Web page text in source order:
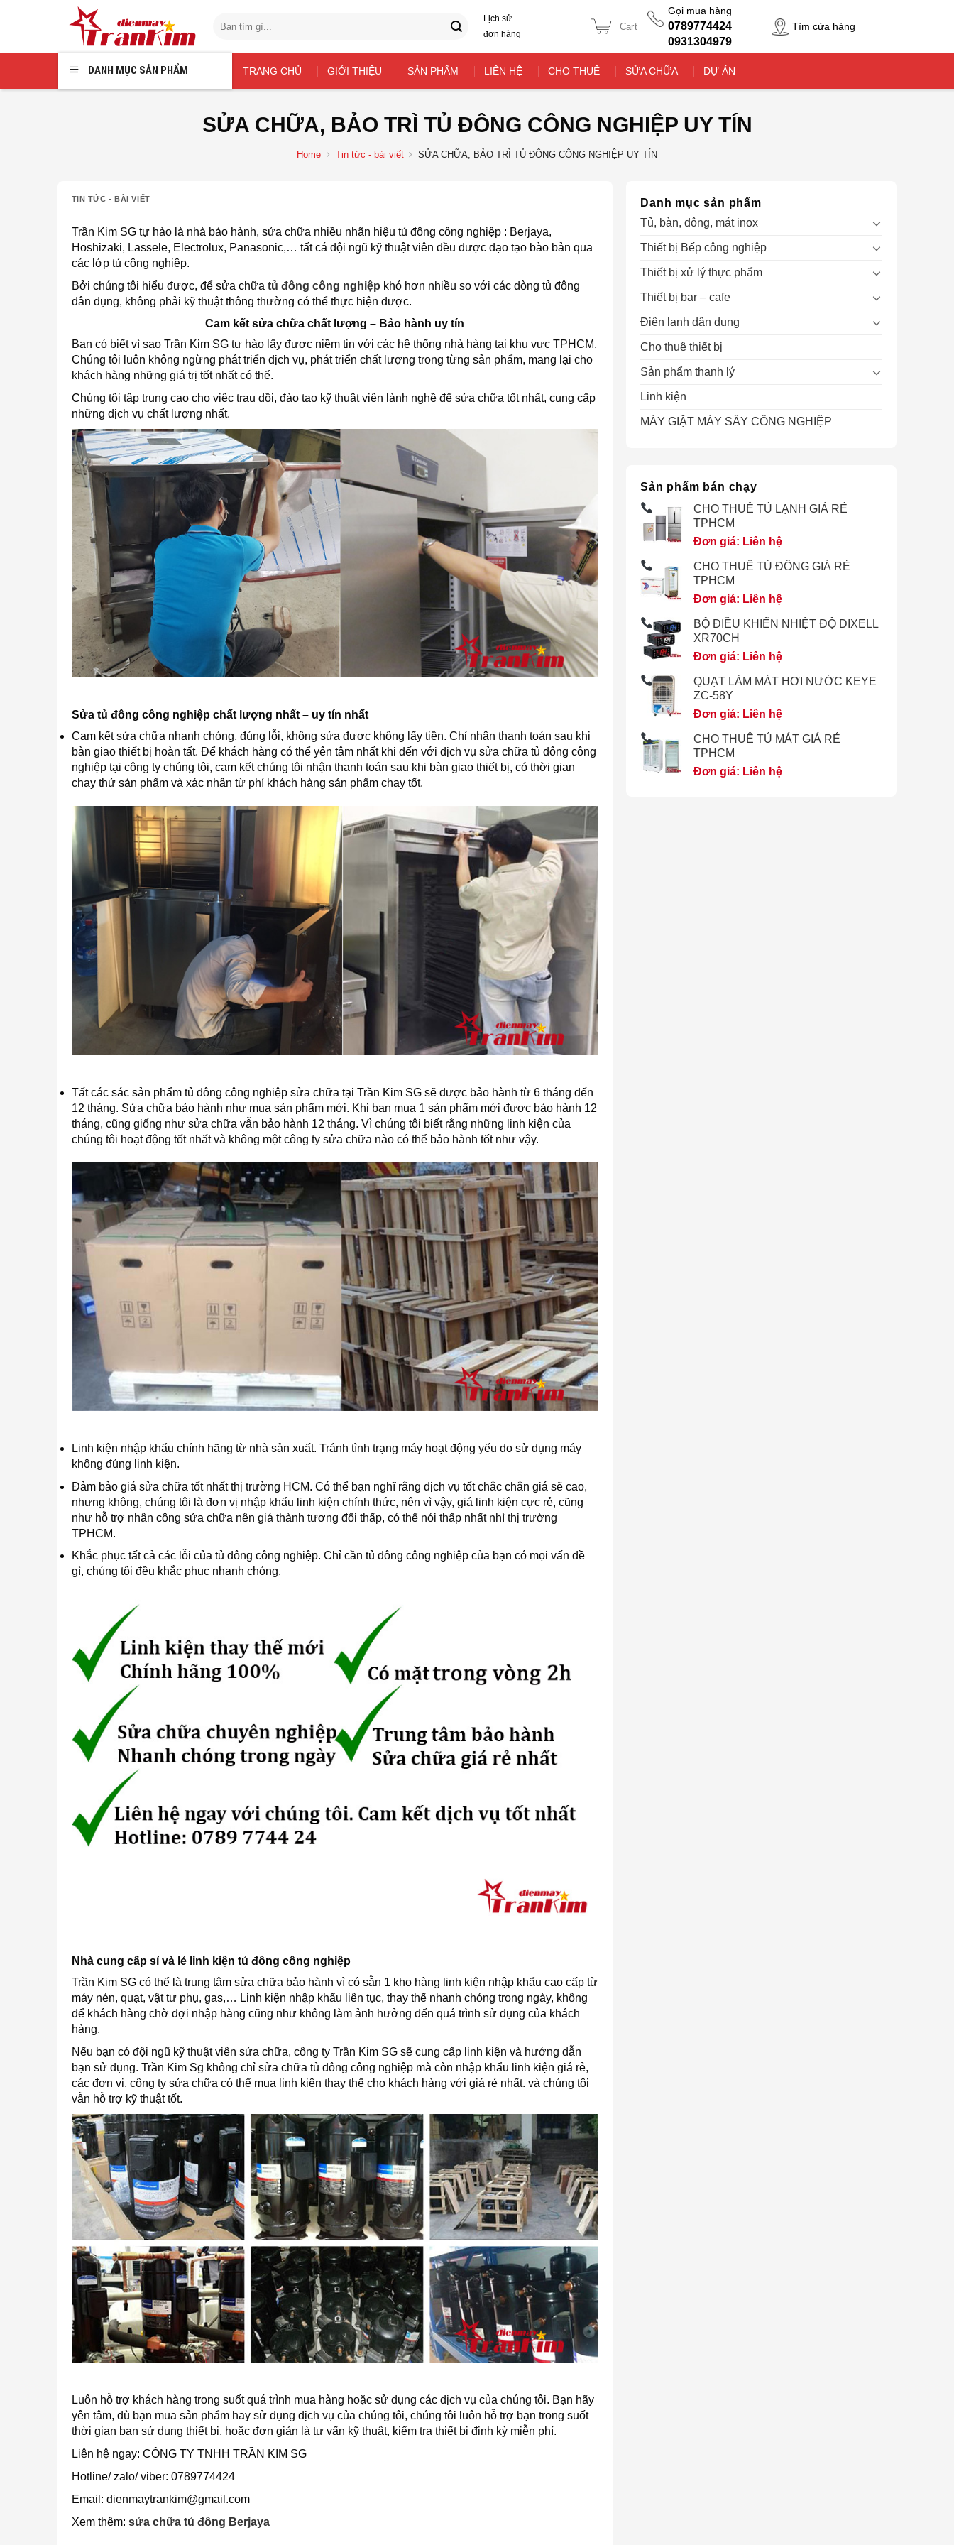
dung
Lịch sử
đơn hàng
Cart
Gọi mua hàng
0789774424
0931304979
Tìm cửa hàng
DANH MỤC SẢN PHẨM TRANG CHỦ GIỚI THIỆU SẢN PHẨM LIÊN HỆ CHO THUÊ SỬA CHỮA DỰ ÁN
SỬA CHỮA, BẢO TRÌ TỦ ĐÔNG CÔNG NGHIỆP UY TÍN
Home Tin tức - bài viết SỬA CHỮA, BẢO TRÌ TỦ ĐÔNG CÔNG NGHIỆP UY TÍN
TIN TỨC - BÀI VIẾT
Trần Kim SG tự hào là nhà bảo hành, sửa chữa nhiều nhãn hiệu tủ đông công nghiệp : Berjaya,
Hoshizaki, Lassele, Electrolux, Panasonic,… tất cá đội ngũ kỹ thuật viên đều được đạo tạo bào bản qua
các lớp tủ công nghiệp.
Bởi chúng tôi hiểu được, để sửa chữa tủ đông công nghiệp khó hơn nhiều so với các dòng tủ đông
dân dụng, không phải kỹ thuật thông thường có thể thực hiện được.
Cam kết sửa chữa chất lượng – Bảo hành uy tín
Bạn có biết vì sao Trần Kim SG tự hào lấy được niềm tin với các hệ thống nhà hàng tại khu vực TPHCM.
Chúng tôi luôn không ngừng phát triển dịch vụ, phát triển chất lượng trong từng sản phẩm, mang lại cho
khách hàng những giá trị tốt nhất có thể.
Chúng tôi tập trung cao cho việc trau dồi, đào tạo kỹ thuật viên lành nghề để sửa chữa tốt nhất, cung cấp
những dịch vụ chất lượng nhất.
Sửa tủ đông công nghiệp chất lượng nhất – uy tín nhất
Cam kết sửa chữa nhanh chóng, đúng lỗi, không sửa được không lấy tiền. Chỉ nhận thanh toán sau khi
bàn giao thiết bị hoàn tất. Để khách hàng có thể yên tâm nhất khi đến với dịch vụ sửa chữa tủ đông công
nghiệp tại công ty chúng tôi, cam kết chúng tôi nhận thanh toán sau khi bàn giao thiết bị, có thời gian
chạy thử sản phẩm và xác nhận từ phí khách hàng sản phẩm chạy tốt.
Tất các sác sản phẩm tủ đông công nghiệp sửa chữa tại Trần Kim SG sẽ được bảo hành từ 6 tháng đến
12 tháng. Sửa chữa bảo hành như mua sản phẩm mới. Khi bạn mua 1 sản phẩm mới được bảo hành 12
tháng, cũng giống như sửa chữa vẫn bảo hành 12 tháng. Vì chúng tôi biết rằng những linh kiện của
chúng tôi hoạt động tốt nhất và không một công ty sửa chữa nào có thể bảo hành tốt như vậy.
Linh kiện nhập khẩu chính hãng từ nhà sản xuất. Tránh tình trạng máy hoạt động yếu do sử dụng máy
không đúng linh kiện.
Đảm bảo giá sửa chữa tốt nhất thị trường HCM. Có thể bạn nghĩ rằng dịch vụ tốt chắc chắn giá sẽ cao,
nhưng không, chúng tôi là đơn vị nhập khẩu linh kiện chính thức, nên vì vậy, giá linh kiện cực rẻ, cũng
như hỗ trợ nhân công sửa chữa nên giá thành tương đối thấp, có thể nói thấp nhất nhì thị trường
TPHCM.
Khắc phục tất cả các lỗi của tủ đông công nghiệp. Chỉ cần tủ đông công nghiệp của bạn có mọi vấn đề
gì, chúng tôi đều khắc phục nhanh chóng.
Nhà cung cấp sỉ và lẻ linh kiện tủ đông công nghiệp
Trần Kim SG có thể là trung tâm sửa chữa bảo hành vì có sẵn 1 kho hàng linh kiện nhập khẩu cao cấp từ
máy nén, quạt, vật tư phụ, gas,… Linh kiện nhập khẩu liên tục, thay thế nhanh chóng trong ngày, không
để khách hàng chờ đợi nhập hàng cũng như không làm ảnh hưởng đến quá trình sử dụng của khách
hàng.
Nếu bạn có đội ngũ kỹ thuật viên sửa chữa, công ty Trần Kim SG sẽ cung cấp linh kiện và hướng dẫn
bạn sử dụng. Trần Kim Sg không chỉ sửa chữa tủ đông công nghiệp mà còn nhập khẩu linh kiện giá rẻ,
các đơn vị, công ty sửa chữa có thể mua linh kiện thay thế cho khách hàng với giá rẻ nhất. và chúng tôi
vẫn hỗ trợ kỹ thuật tốt.
Luôn hỗ trợ khách hàng trong suốt quá trình mua hàng hoặc sử dụng các dịch vụ của chúng tôi. Bạn hãy
yên tâm, dù bạn mua sản phẩm hay sử dụng dịch vụ của chúng tôi, chúng tôi luôn hỗ trợ bạn trong suốt
thời gian bạn sử dụng thiết bị, hoặc đơn giản là tư vấn kỹ thuật, kiểm tra thiết bị định kỳ miễn phí.
Liên hệ ngay: CÔNG TY TNHH TRẦN KIM SG
Hotline/ zalo/ viber: 0789774424
Email: dienmaytrankim@gmail.com
Xem thêm: sửa chữa tủ đông Berjaya
Danh mục sản phẩm
Tủ, bàn, đông, mát inox
Thiết bị Bếp công nghiệp
Thiết bị xử lý thực phẩm
Thiết bị bar – cafe
Điện lạnh dân dụng
Cho thuê thiết bị
Sản phẩm thanh lý
Linh kiện
MÁY GIẶT MÁY SẤY CÔNG NGHIỆP
Sản phẩm bán chạy
CHO THUÊ TỦ LẠNH GIÁ RẺ
TPHCM
Đơn giá: Liên hệ
CHO THUÊ TỦ ĐÔNG GIÁ RẺ
TPHCM
Đơn giá: Liên hệ
BỘ ĐIỀU KHIỂN NHIỆT ĐỘ DIXELL
XR70CH
Đơn giá: Liên hệ
QUẠT LÀM MÁT HƠI NƯỚC KEYE
ZC-58Y
Đơn giá: Liên hệ
CHO THUÊ TỦ MÁT GIÁ RẺ
TPHCM
Đơn giá: Liên hệ